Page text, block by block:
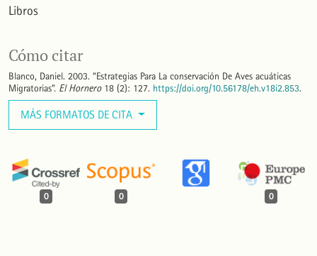
Libros
Cómo citar
Blanco, Daniel. 2003. “Estrategias Para La conservación De Aves acuáticas
Migratorias”. El Hornero18 (2): 127. https://doi.org/10.56178/eh.v18i2.853.
MÁS FORMATOS DE CITA
0 0 0